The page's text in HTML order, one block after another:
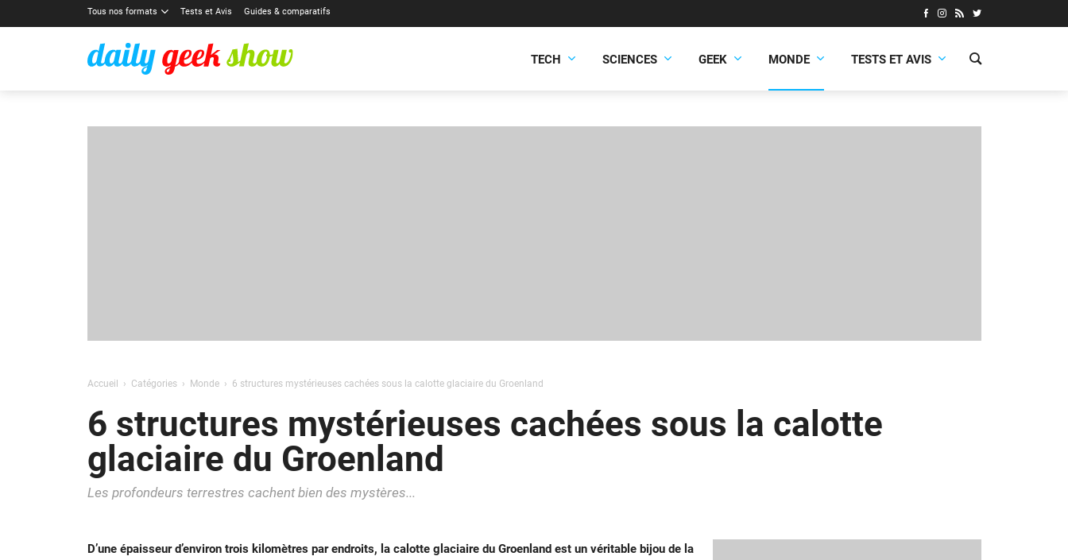
Tous nos formats Tests et Avis Guides & comparatifs
TECH SCIENCES GEEK MONDE TESTS ET AVIS
Accueil Catégories Monde 6 structures mystérieuses cachées sous la calotte glaciaire du Groenland
6 structures mystérieuses cachées sous la calotte
glaciaire du Groenland
Les profondeurs terrestres cachent bien des mystères...
D’une épaisseur d’environ trois kilomètres par endroits, la calotte glaciaire du Groenland est un véritable bijou de la